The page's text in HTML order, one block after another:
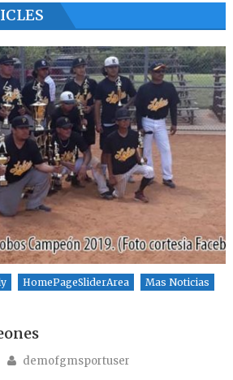
HomePageSliderArea
Mas Noticias
Author
demofgmsportuser